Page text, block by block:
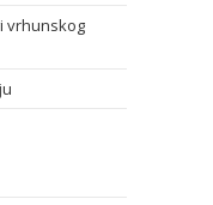
vrhunskog